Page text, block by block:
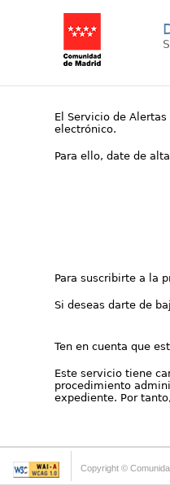
El Servicio de
electrónico.
Para ello, date de
Para suscribirte a la
Si deseas darte de
Ten en cuenta que
Este servicio tiene
procedimiento
expediente. Por
Copyright ©